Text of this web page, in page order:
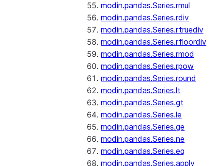
modin.pandas.Series.rmul
modin.pandas.Series.rdiv
modin.pandas.Series.rtruediv
modin.pandas.Series.rfloordiv
modin.pandas.Series.rmod
modin.pandas.Series.rpow
modin.pandas.Series.round
modin.pandas.Series.lt
modin.pandas.Series.gt
modin.pandas.Series.le
modin.pandas.Series.ge
modin.pandas.Series.ne
modin.pandas.Series.eq
modin.pandas.Series.apply